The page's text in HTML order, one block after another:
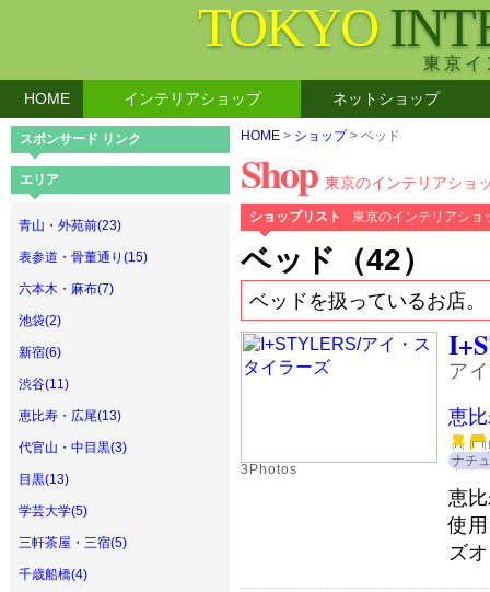
TOKYO
東京イ
HOME インテリアショップ ネットショップ
スポンサード リンク
エリア
青山・外苑前(23)
表参道・骨董通り(15)
六本木・麻布(7)
池袋(2)
新宿(6)
渋谷(11)
恵比寿・広尾(13)
代官山・中目黒(3)
目黒(13)
学芸大学(5)
三軒茶屋・三宿(5)
千歳船橋(4)
HOME > ショップ> ベッド
Shop 東京のインテリアショ
ショップリスト 東京のインテリアショ
ベッド（42）
ベッドを扱っているお店。
3Photos
ア
恵
ナチ
恵
使
ズ